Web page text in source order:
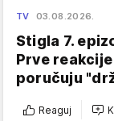
TV 03.08.2026.
Stigla 7.
Prve
poručuju
Reaguj